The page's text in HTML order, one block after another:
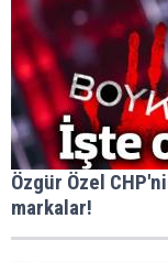
Özgür Özel
markalar!